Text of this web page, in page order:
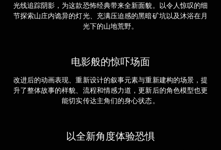
光线追踪阴影，为这款恐怖经典带来全新面貌。以令人惊叹的细
节探索山庄内诡异的灯光、充满压迫感的黑暗矿坑以及沐浴在月
光下的山地荒野。
电影般的惊吓场面
改进后的动画表现、重新设计的叙事元素与重新建构的场景，提
升了整体故事的样貌、流程和情感力道，更新后的角色模型也更
能切实传达主角们的身心状态。
以全新角度体验恐惧